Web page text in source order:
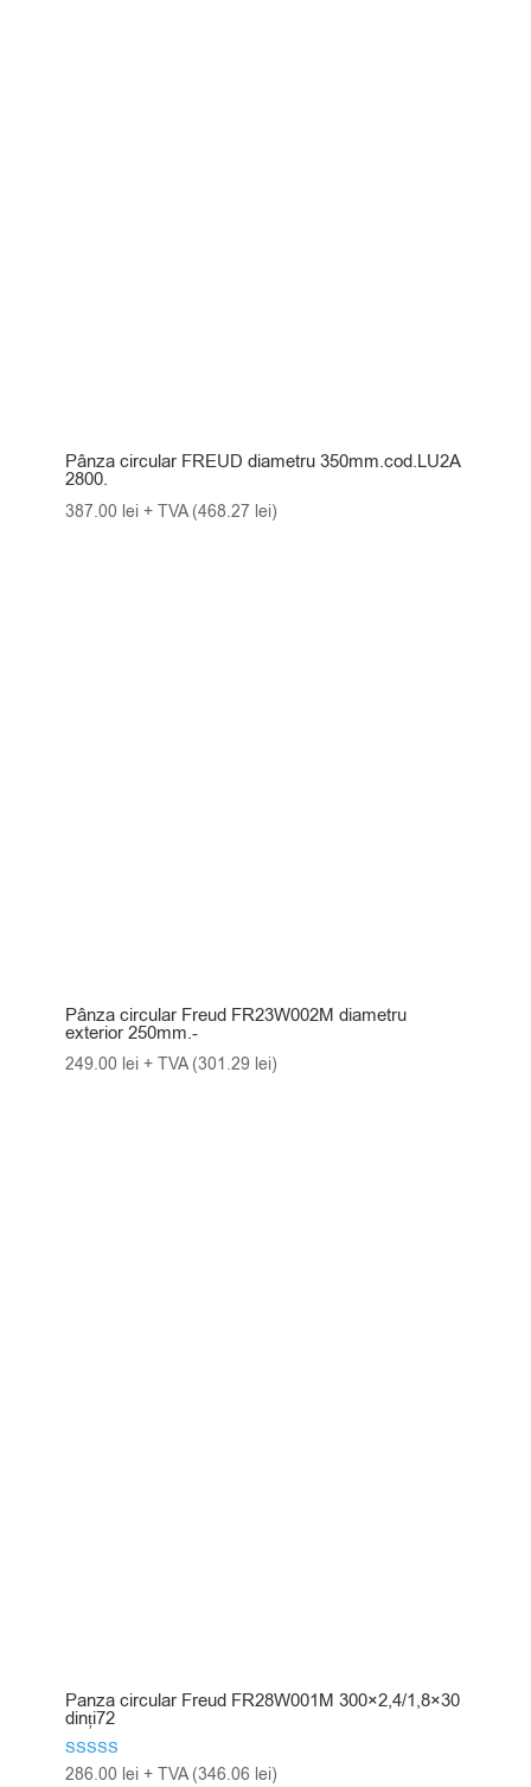
Pânza circular FREUD diametru 350mm.cod.LU2A
2800.
387.00 lei + TVA (468.27 lei)
Pânza circular Freud FR23W002M diametru
exterior 250mm.-
249.00 lei + TVA (301.29 lei)
Panza circular Freud FR28W001M 300×2,4/1,8×30
dinți72
Evaluat la
286.00 lei + TVA (346.06 lei)